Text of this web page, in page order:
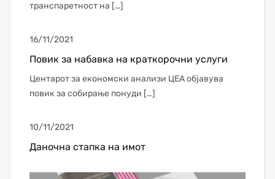
транспаретност на […]
16/11/2021
Повик за набавка на краткорочни услуги
Центарот за економски анализи ЦЕА објавува
повик за собирање понуди […]
10/11/2021
Даночна стапка на имот